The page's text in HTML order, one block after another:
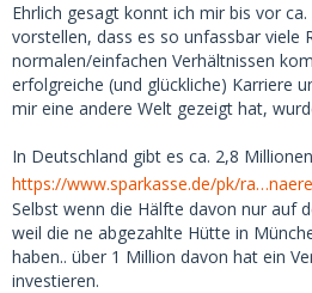
Ehrlich gesagt konnt ich mir bis vor
vorstellen, dass es so unfassbar viele
normalen/einfachen Verhältnissen
erfolgreiche (und glückliche) Karriere
mir eine andere Welt gezeigt hat,
In Deutschland gibt es ca. 2,8
https://www.sparkasse.de/pk/
Selbst wenn die Hälfte davon nur auf
weil die ne abgezahlte Hütte in
haben.. über 1 Million davon hat ein
investieren.